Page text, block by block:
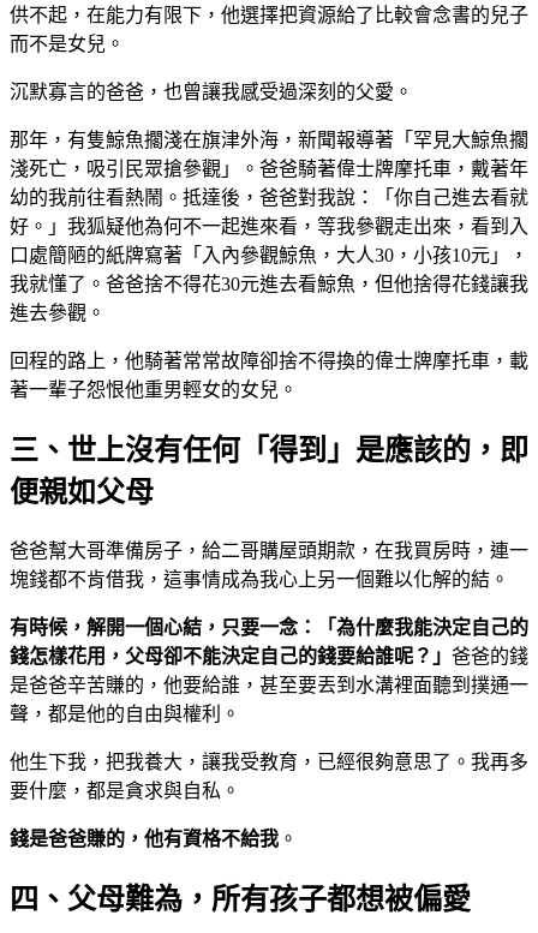
供不起，在能力有限下，他選擇把資源給了比較會念書的兒子
而不是女兒。
沉默寡言的爸爸，也曾讓我感受過深刻的父愛。
那年，有隻鯨魚擱淺在旗津外海，新聞報導著「罕見大鯨魚擱
淺死亡，吸引民眾搶參觀」。爸爸騎著偉士牌摩托車，戴著年
幼的我前往看熱鬧。抵達後，爸爸對我說：「你自己進去看就
好。」我狐疑他為何不一起進來看，等我參觀走出來，看到入
口處簡陋的紙牌寫著「入內參觀鯨魚，大人30，小孩10元」，
我就懂了。爸爸捨不得花30元進去看鯨魚，但他捨得花錢讓我
進去參觀。
回程的路上，他騎著常常故障卻捨不得換的偉士牌摩托車，載
著一輩子怨恨他重男輕女的女兒。
三、世上沒有任何「得到」是應該的，即
便親如父母
爸爸幫大哥準備房子，給二哥購屋頭期款，在我買房時，連一
塊錢都不肯借我，這事情成為我心上另一個難以化解的結。
有時候，解開一個心結，只要一念：「為什麼我能決定自己的
錢怎樣花用，父母卻不能決定自己的錢要給誰呢？」 爸爸的錢
是爸爸辛苦賺的，他要給誰，甚至要丟到水溝裡面聽到撲通一
聲，都是他的自由與權利。
他生下我，把我養大，讓我受教育，已經很夠意思了。我再多
要什麼，都是貪求與自私。
錢是爸爸賺的，他有資格不給我 。
四、父母難為，所有孩子都想被偏愛